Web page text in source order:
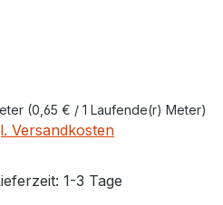
(0,65 € / 1 Laufende(r) Meter)
Versandkosten
1-3 Tage